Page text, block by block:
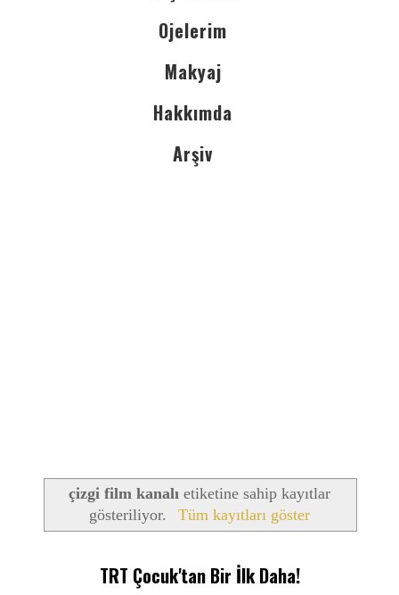
Ojelerim
Makyaj
Hakkımda
Arşiv
çizgi film kanalı etiketine sahip kayıtlar
gösteriliyor.
Tüm kayıtları göster
TRT Çocuk'tan Bir İlk Daha!